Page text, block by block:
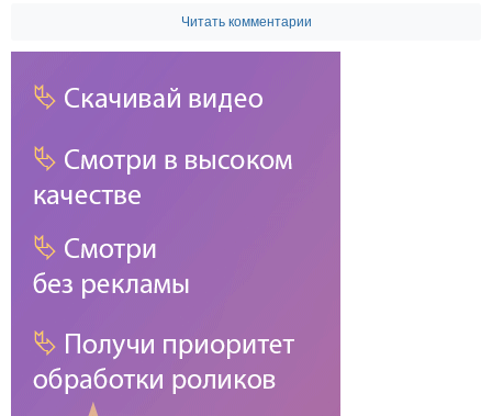
Читать комментарии